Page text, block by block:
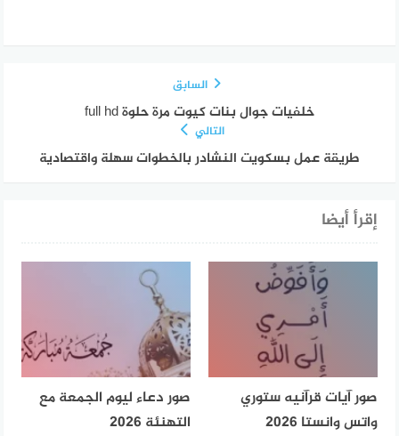
السابق
خلفيات جوال بنات كيوت مرة حلوة full hd
التالي
طريقة عمل بسكويت النشادر بالخطوات سهلة واقتصادية
إقرأ أيضا
صور آيات قرآنيه ستوري
واتس وانستا 2026
صور دعاء ليوم الجمعة مع
التهنئة 2026